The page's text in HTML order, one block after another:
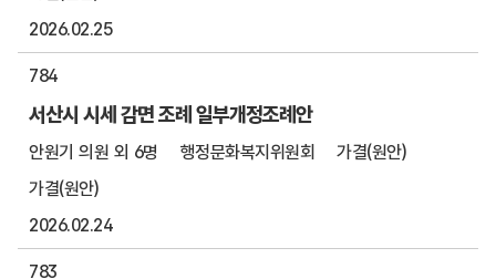
2026.02.25
784
서산시 시세 감면 조례 일부개정조례안
안원기 의원 외 6명 행정문화복지위원회
가결(원안)
가결(원안)
2026.02.24
783